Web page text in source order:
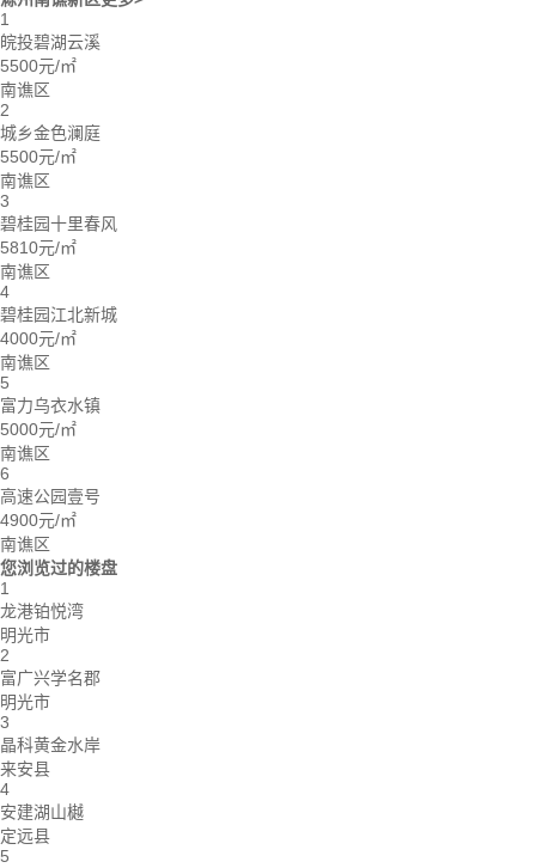
1
皖投碧湖云溪
5500元/㎡
南谯区
2
城乡金色澜庭
5500元/㎡
南谯区
3
碧桂园十里春风
5810元/㎡
南谯区
4
碧桂园江北新城
4000元/㎡
南谯区
5
富力乌衣水镇
5000元/㎡
南谯区
6
高速公园壹号
4900元/㎡
南谯区
您浏览过的楼盘
1
龙港铂悦湾
明光市
2
富广兴学名郡
明光市
3
晶科黄金水岸
来安县
4
安建湖山樾
定远县
5